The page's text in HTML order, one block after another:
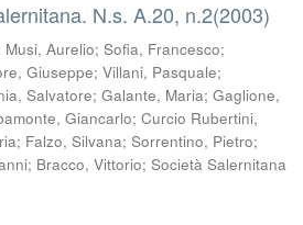
N.s. A.20, n.2(2003)
Musi, Aurelio; Sofia, Francesco;
Giuseppe; Villani, Pasquale;
Salvatore; Galante, Maria; Gaglione,
Giancarlo; Curcio Rubertini,
; Falzo, Silvana; Sorrentino, Pietro;
; Bracco, Vittorio; Società Salernitana